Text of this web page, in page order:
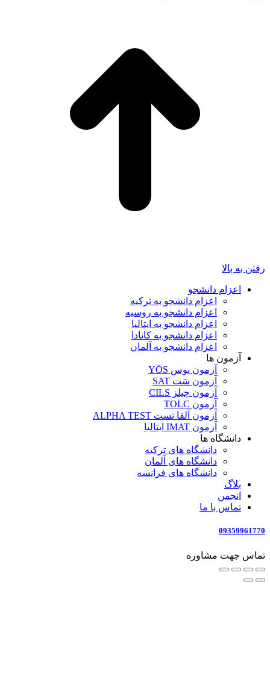
رفتن به بالا
اعزام دانشجو
اعزام دانشجو به ترکیه
اعزام دانشجو به روسیه
اعزام دانشجو به ایتالیا
اعزام دانشجو به کانادا
اعزام دانشجو به آلمان
آزمون ها
آزمون یوس YÖS
آزمون سَت SAT
آزمون چیلز CILS‌
آزمون TOLC
آزمون آلفا تست ALPHA TEST
آزمون IMAT ایتالیا
دانشگاه ها
دانشگاه های ترکیه
دانشگاه های آلمان
دانشگاه های فرانسه
بلاگ
انجمن
تماس با ما
09359961770
تماس جهت مشاوره